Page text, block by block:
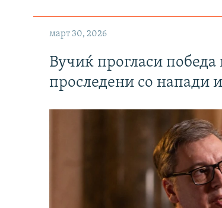
март 30, 2026
Вучиќ прогласи
проследени со напади